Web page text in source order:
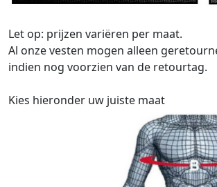
Let op: prijzen variëren per maat.
Al onze vesten mogen alleen
indien nog voorzien van de retourtag.
Kies hieronder uw juiste maat